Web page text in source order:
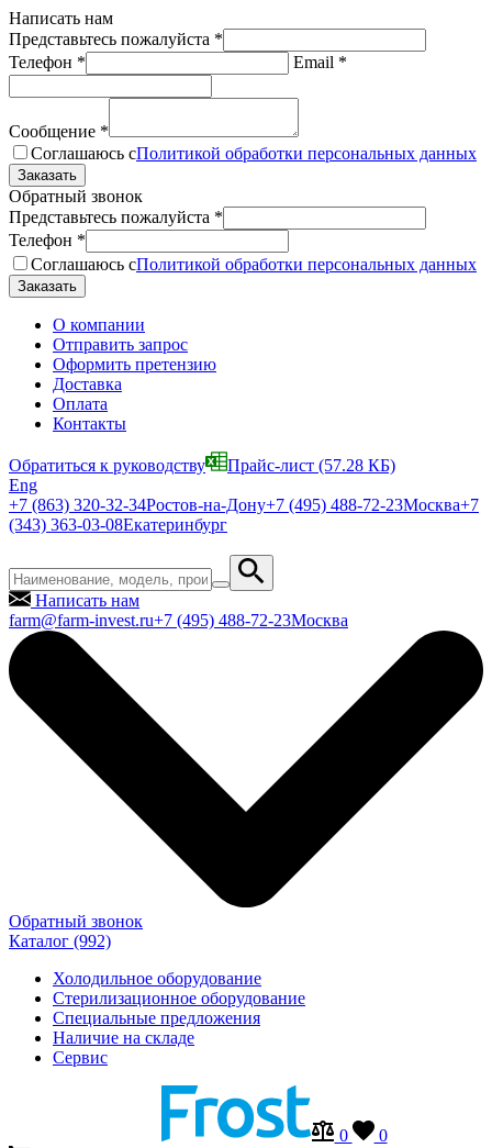
Написать нам
Представьтесь пожалуйста *
Телефон * Email *
Сообщение *
Соглашаюсь сПолитикой обработки персональных данных
Обратный звонок
Представьтесь пожалуйста *
Телефон *
Соглашаюсь сПолитикой обработки персональных данных
О компании
Отправить запрос
Оформить претензию
Доставка
Оплата
Контакты
Обратиться к руководству Прайс-лист (57.28 КБ)
Eng
+7 (863) 320-32-34Ростов-на-Дону+7 (495) 488-72-23Москва+7
(343) 363-03-08Екатеринбург
Написать нам
farm@farm-invest.ru+7 (495) 488-72-23Москва
Обратный звонок
Каталог (992)
Холодильное оборудование
Стерилизационное оборудование
Специальные предложения
Наличие на складе
Сервис
0
0